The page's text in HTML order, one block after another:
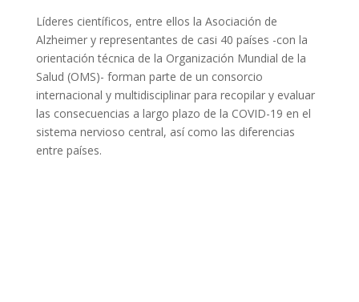
Líderes científicos, entre ellos la Asociación de
Alzheimer y representantes de casi 40 países -con la
orientación técnica de la Organización Mundial de la
Salud (OMS)- forman parte de un consorcio
internacional y multidisciplinar para recopilar y evaluar
las consecuencias a largo plazo de la COVID-19 en el
sistema nervioso central, así como las diferencias
entre países.